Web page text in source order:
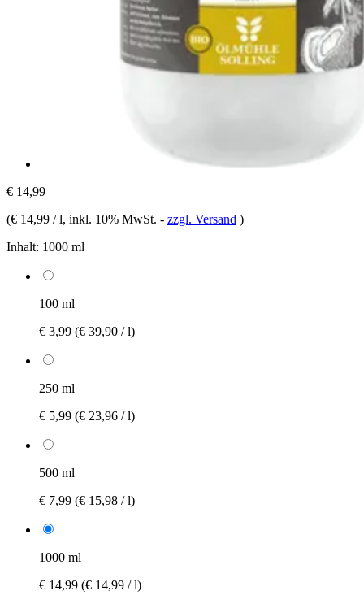
€ 14,99
(€ 14,99 / l, inkl. 10% MwSt. - zzgl. Versand )
Inhalt: 1000 ml
100 ml
€ 3,99 (€ 39,90 / l)
250 ml
€ 5,99 (€ 23,96 / l)
500 ml
€ 7,99 (€ 15,98 / l)
1000 ml
€ 14,99 (€ 14,99 / l)